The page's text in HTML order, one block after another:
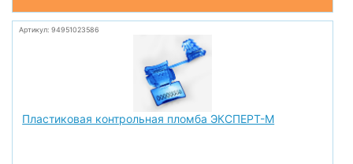
Артикул: 94951023586
Пластиковая контрольная пломба ЭКСПЕРТ-М